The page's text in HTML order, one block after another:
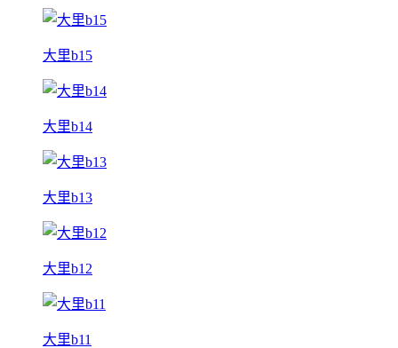
大里b15
大里b14
大里b13
大里b12
大里b11